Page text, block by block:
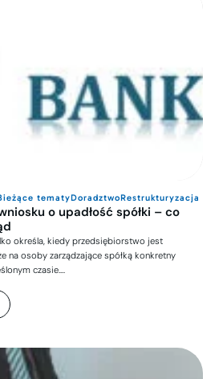
tematyDoradztwoRestrukturyzacja
o upadłość spółki – co
określa, kiedy przedsiębiorstwo jest
na osoby zarządzające spółką konkretny
czasie….